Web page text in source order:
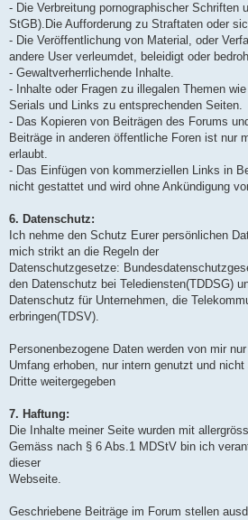
- Die Verbreitung pornographischer Schriften
StGB).Die Aufforderung zu Straftaten oder
- Die Veröffentlichung von Material, oder
andere User verleumdet, beleidigt oder
- Gewaltverherrlichende Inhalte.
- Inhalte oder Fragen zu illegalen Themen
Serials und Links zu entsprechenden Seiten.
- Das Kopieren von Beiträgen des Forums
Beiträge in anderen öffentliche Foren ist nur
erlaubt.
- Das Einfügen von kommerziellen Links in
nicht gestattet und wird ohne Ankündigung
6. Datenschutz:
Ich nehme den Schutz Eurer persönlichen
mich strikt an die Regeln der
Datenschutzgesetze:
den Datenschutz bei Telediensten(TDDSG)
Datenschutz für Unternehmen, die
erbringen(TDSV).
Personenbezogene Daten werden von mir
Umfang erhoben, nur intern genutzt und
Dritte weitergegeben
7. Haftung:
Die Inhalte meiner Seite wurden mit
Gemäss nach § 6 Abs.1 MDStV bin ich
dieser
Webseite.
Geschriebene Beiträge im Forum stellen